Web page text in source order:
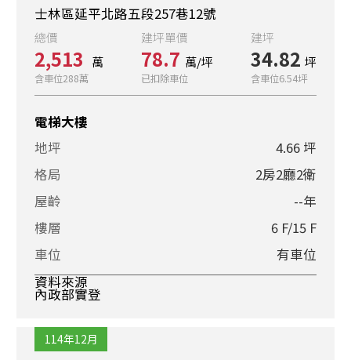
士林區延平北路五段257巷12號
總價
2,513 萬
含車位288萬
建坪單價
78.7 萬/坪
已扣除車位
建坪
34.82 坪
含車位6.54坪
電梯大樓
地坪
4.66 坪
格局
2房2廳2衛
屋齡
--年
樓層
6 F/15 F
車位
有車位
資料來源
內政部實登
114年12月